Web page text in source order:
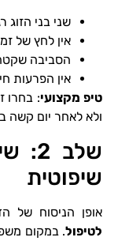
שני בני הזוג
אין לחץ של
הסביבה
אין הפרעות
טיפ מקצועי: בחרו
ולא לאחר יום קשה
שיפוטית
אופן הניסוח של
לטיפול. במקום